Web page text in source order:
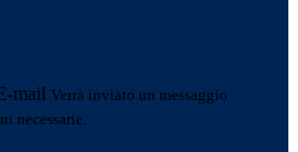
mail Verrà inviato un messaggio
necessarie.